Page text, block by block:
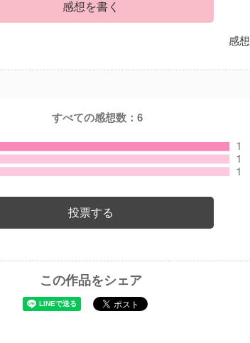
感想を書く
感
すべての感想数：6
投票する
この作品をシェア